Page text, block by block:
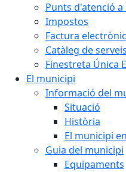
Punts d'atenció
Impostos
Factura
Catàleg de serveis
Finestreta Única
El municipi
Informació del
Situació
Història
El municipi
Guia del municipi
Equipaments